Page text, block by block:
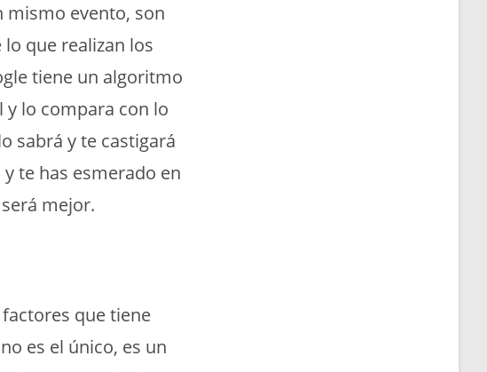
mismo evento, son
que realizan los
tiene un algoritmo
lo compara con lo
sabrá y te castigará
te has esmerado en
mejor.
que tiene
es el único, es un